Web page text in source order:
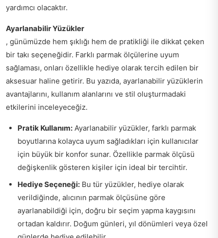
yardımcı olacaktır.
Ayarlanabilir Yüzükler
, günümüzde hem şıklığı hem de pratikliği ile dikkat çeken
bir takı seçeneğidir. Farklı parmak ölçülerine uyum
sağlaması, onları özellikle hediye olarak tercih edilen bir
aksesuar haline getirir. Bu yazıda, ayarlanabilir yüzüklerin
avantajlarını, kullanım alanlarını ve stil oluşturmadaki
etkilerini inceleyeceğiz.
Pratik Kullanım: Ayarlanabilir yüzükler, farklı parmak
boyutlarına kolayca uyum sağladıkları için kullanıcılar
için büyük bir konfor sunar. Özellikle parmak ölçüsü
değişkenlik gösteren kişiler için ideal bir tercihtir.
Hediye Seçeneği: Bu tür yüzükler, hediye olarak
verildiğinde, alıcının parmak ölçüsüne göre
ayarlanabildiği için, doğru bir seçim yapma kaygısını
ortadan kaldırır. Doğum günleri, yıl dönümleri veya özel